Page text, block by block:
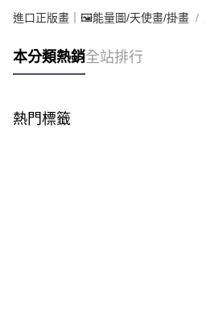
進口正版畫｜🖼️能量圖/天使畫/掛畫
本分類熱銷全站排行
熱門標籤